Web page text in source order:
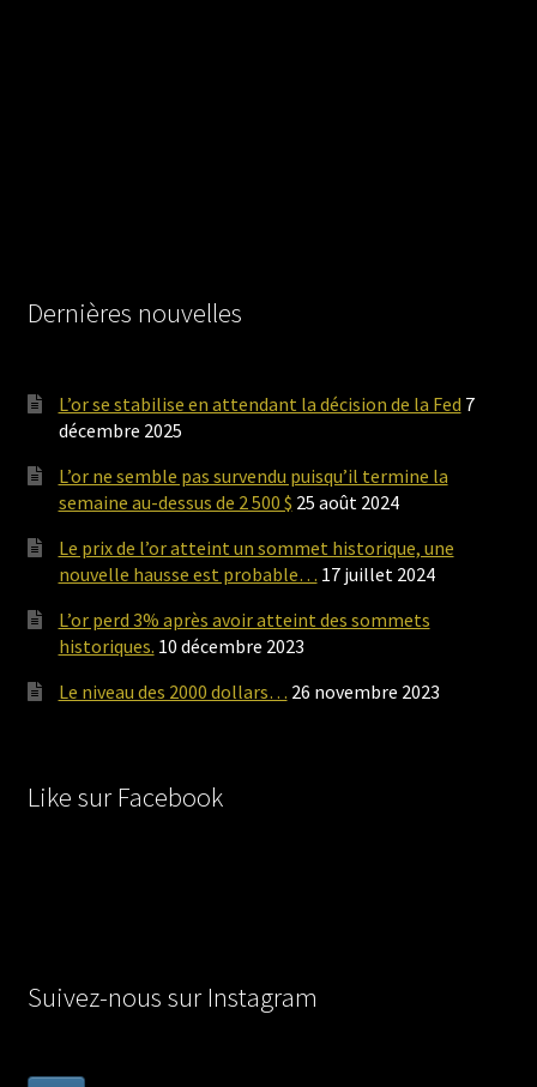
Dernières nouvelles
L’or se stabilise en attendant la décision de la Fed 7
décembre 2025
L’or ne semble pas survendu puisqu’il termine la
semaine au-dessus de 2 500 $ 25 août 2024
Le prix de l’or atteint un sommet historique, une
nouvelle hausse est probable… 17 juillet 2024
L’or perd 3% après avoir atteint des sommets
historiques. 10 décembre 2023
Le niveau des 2000 dollars… 26 novembre 2023
Like sur Facebook
Suivez-nous sur Instagram